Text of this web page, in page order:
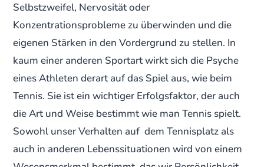
Selbstzweifel, Nervosität oder
Konzentrationsprobleme zu überwinden und die
eigenen Stärken in den Vordergrund zu stellen. In
kaum einer anderen Sportart wirkt sich die Psyche
eines Athleten derart auf das Spiel aus, wie beim
Tennis. Sie ist ein wichtiger Erfolgsfaktor, der auch
die Art und Weise bestimmt wie man Tennis spielt.
Sowohl unser Verhalten auf dem Tennisplatz als
auch in anderen Lebenssituationen wird von einem